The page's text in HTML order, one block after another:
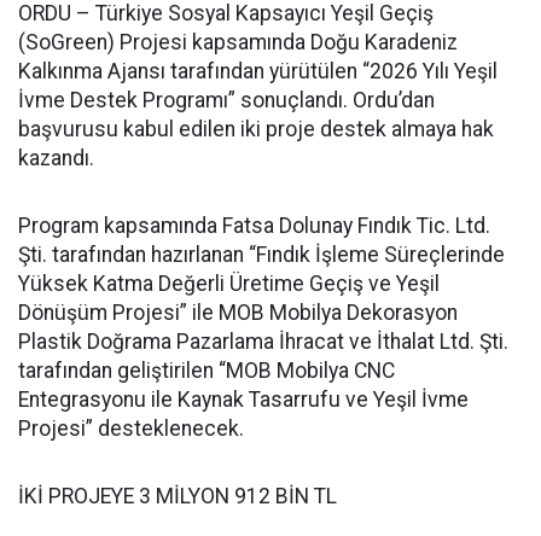
ORDU – Türkiye Sosyal Kapsayıcı Yeşil Geçiş
(SoGreen) Projesi kapsamında Doğu Karadeniz
Kalkınma Ajansı tarafından yürütülen “2026 Yılı Yeşil
İvme Destek Programı” sonuçlandı. Ordu’dan
başvurusu kabul edilen iki proje destek almaya hak
kazandı.
Program kapsamında Fatsa Dolunay Fındık Tic. Ltd.
Şti. tarafından hazırlanan “Fındık İşleme Süreçlerinde
Yüksek Katma Değerli Üretime Geçiş ve Yeşil
Dönüşüm Projesi” ile MOB Mobilya Dekorasyon
Plastik Doğrama Pazarlama İhracat ve İthalat Ltd. Şti.
tarafından geliştirilen “MOB Mobilya CNC
Entegrasyonu ile Kaynak Tasarrufu ve Yeşil İvme
Projesi” desteklenecek.
İKİ PROJEYE 3 MİLYON 912 BİN TL